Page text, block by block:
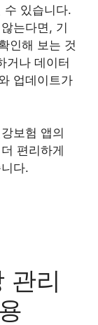
수 있습니다.
는다면, 기
인해 보는 것
거나 데이터
업데이트가
보험 앱의
편리하게
다.
관리